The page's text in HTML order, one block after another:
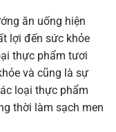
ăn uống hiện
lợi đến sức khỏe
thực phẩm tươi
và cũng là sự
loại thực phẩm
thời làm sạch men